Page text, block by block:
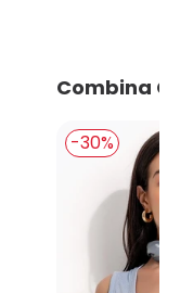
Combina Com
-30%